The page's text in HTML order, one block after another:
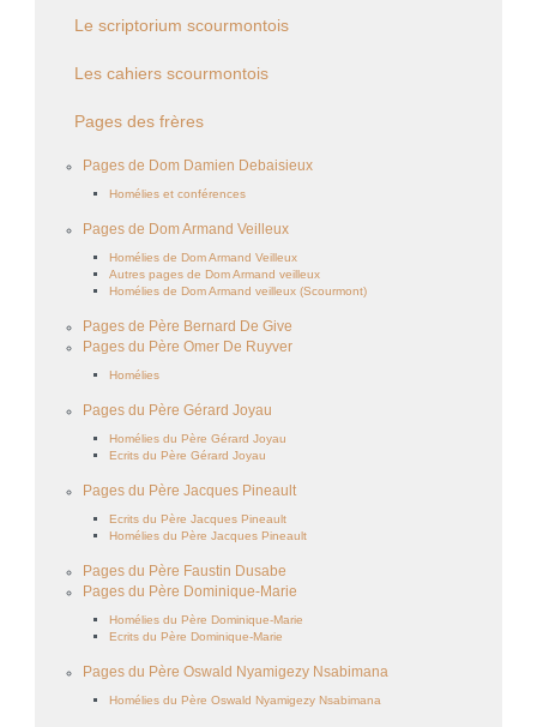
Le scriptorium scourmontois
Les cahiers scourmontois
Pages des frères
Pages de Dom Damien Debaisieux
Homélies et conférences
Pages de Dom Armand Veilleux
Homélies de Dom Armand Veilleux
Autres pages de Dom Armand veilleux
Homélies de Dom Armand veilleux (Scourmont)
Pages de Père Bernard De Give
Pages du Père Omer De Ruyver
Homélies
Pages du Père Gérard Joyau
Homélies du Père Gérard Joyau
Ecrits du Père Gérard Joyau
Pages du Père Jacques Pineault
Ecrits du Père Jacques Pineault
Homélies du Père Jacques Pineault
Pages du Père Faustin Dusabe
Pages du Père Dominique-Marie
Homélies du Père Dominique-Marie
Ecrits du Père Dominique-Marie
Pages du Père Oswald Nyamigezy Nsabimana
Homélies du Père Oswald Nyamigezy Nsabimana